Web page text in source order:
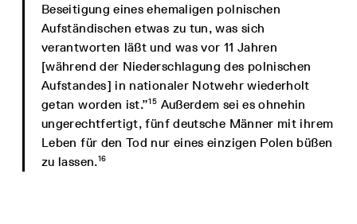
Beseitigung eines ehemaligen polnischen
Aufständischen etwas zu tun, was sich
verantworten läßt und was vor 11 Jahren
[während der Niederschlagung des polnischen
Aufstandes] in nationaler Notwehr wiederholt
getan worden ist.”15 Außerdem sei es ohnehin
ungerechtfertigt, fünf deutsche Männer mit ihrem
Leben für den Tod nur eines einzigen Polen büßen
zu lassen.16